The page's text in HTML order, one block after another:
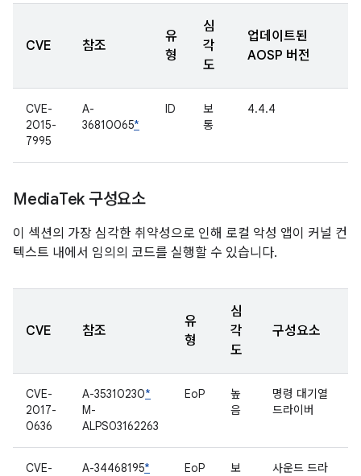
CVE 참조
유
형
심
각
도
업데이트된
AOSP 버전
CVE-
2015-
7995
A-
36810065*
ID
보
통
4.4.4
MediaTek 구성요소
이 섹션의 가장 심각한 취약성으로 인해 로컬 악성 앱이 커널 컨
텍스트 내에서 임의의 코드를 실행할 수 있습니다.
CVE 참조
유
형
심
각
도
구성요소
CVE-
2017-
0636
A-35310230*
M-
ALPS03162263
EoP
높
음
명령 대기열
드라이버
CVE-
A-34468195*
EoP
보
사운드 드라